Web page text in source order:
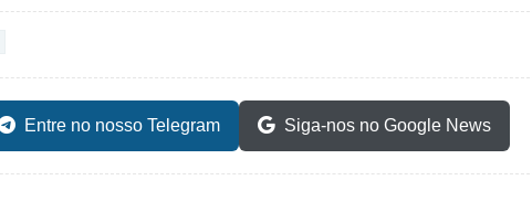
Entre no nosso Telegram Siga-nos no Google News